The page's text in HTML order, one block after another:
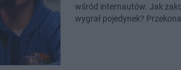
wśród internautów. Jak
wygrał pojedynek?